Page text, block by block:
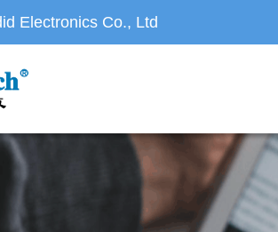
Electronics Co., Ltd